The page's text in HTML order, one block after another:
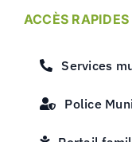
ACCÈS RAPIDES
Services
Police